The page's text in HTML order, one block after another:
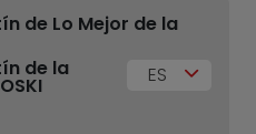
de Lo Mejor de la
de la
ES